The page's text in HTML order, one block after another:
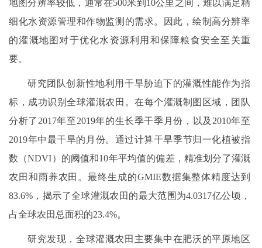
地图分辨率较低，通常在500米到10公里之间，难以满足精
细化水资源管理和作物监测的需求。因此，绘制高分辨率
的灌溉地图对于优化水资源利用和保障粮食安全至关重
要。
研究团队创新性地利用干旱胁迫下的灌溉性能作为指
标，成功识别全球灌溉农田。在每个灌溉制图区域，团队
分析了2017年至2019年的生长季干季月份，以及2010年至
2019年中最干旱的月份。通过计算干旱季节归一化植被指
数（NDVI）的阈值和10年平均值的偏差，精准划分了灌溉
农田和雨养农田。最终生成的GMIE数据集整体精度达到
83.6%，揭示了全球灌溉农田的最大范围为4.0317亿公顷，
占全球农田总面积的23.4%。
研究发现，全球灌溉农田主要集中在肥沃的平原地区